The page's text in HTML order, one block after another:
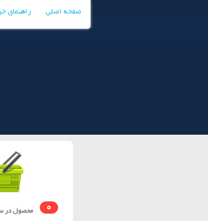
صفحه اصلی راهنمای
0